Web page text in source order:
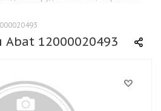
Abat 12000020493